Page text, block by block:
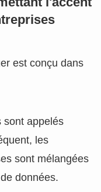
est conçu dans
sont appelés
les
sont mélangées
données.